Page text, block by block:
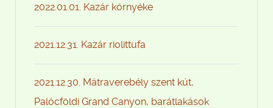
2022.01.01. Kazár környéke
2021.12.31. Kazár riolittufa
2021.12.30. Mátraverebély szent kút,
Palócföldi Grand Canyon, barátlakások